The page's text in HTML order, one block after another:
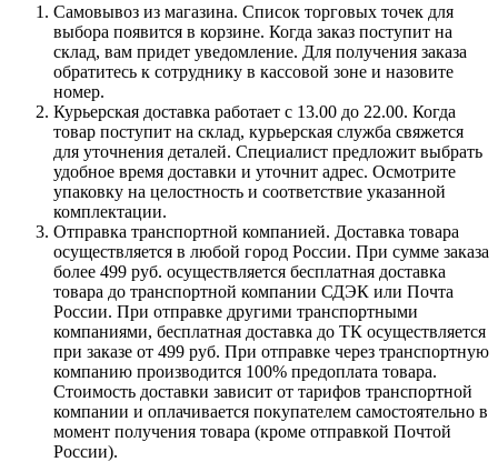
Самовывоз из магазина. Список торговых точек для
выбора появится в корзине. Когда заказ поступит на
склад, вам придет уведомление. Для получения заказа
обратитесь к сотруднику в кассовой зоне и назовите
номер.
Курьерская доставка работает с 13.00 до 22.00. Когда
товар поступит на склад, курьерская служба свяжется
для уточнения деталей. Специалист предложит выбрать
удобное время доставки и уточнит адрес. Осмотрите
упаковку на целостность и соответствие указанной
комплектации.
Отправка транспортной компанией. Доставка товара
осуществляется в любой город России. При сумме заказа
более 499 руб. осуществляется бесплатная доставка
товара до транспортной компании СДЭК или Почта
России. При отправке другими транспортными
компаниями, бесплатная доставка до ТК осуществляется
при заказе от 499 руб. При отправке через транспортную
компанию производится 100% предоплата товара.
Стоимость доставки зависит от тарифов транспортной
компании и оплачивается покупателем самостоятельно в
момент получения товара (кроме отправкой Почтой
России).